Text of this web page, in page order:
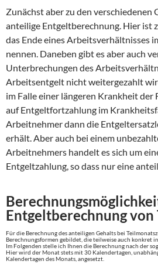
Zunächst aber zu den verschiedenen
anteilige Entgeltberechnung. Hier ist
das Ende eines Arbeitsverhältnisses
nennen. Daneben gibt es aber auch
Unterbrechungen des
Arbeitsentgelt nicht weitergezahlt
im Falle einer längeren Krankheit der
auf Entgeltfortzahlung im
Arbeitnehmer dann die
erhält. Aber auch bei einem
Arbeitnehmers handelt es sich um
Entgeltzahlung, so dass nur eine
Entgeltberechnung
Für die Berechnung des anteiligen Gehalts bei
Berechnungsformen gebildet, die teilweise auch konkret
Im Folgenden stelle ich Ihnen die Berechnung nach der
Hier wird der Monat stets mit 30 Kalendertagen,
Kalendertagen des Monats, angesetzt.